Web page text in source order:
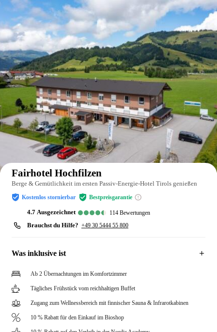
Auf der Karte anzeigen
Fairhotel Hochfilzen
Berge & Gemütlichkeit im ersten Passiv-Energie-Hotel Tirols genießen
Kostenlos stornierbar Bestpreisgarantie
4.7 ausgezeichnet 114 Bewertungen
Brauchst du Hilfe? +49 30 5444 55 800
Was inklusive ist
Ab 2 Übernachtungen im Komfortzimmer
Tägliches Frühstück vom reichhaltigen Buffet
Zugang zum Wellnessbereich mit finnischer Sauna & Infrarotkabinen
10 % Rabatt für den Einkauf im Bioshop